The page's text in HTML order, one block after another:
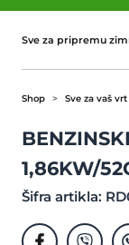
Sve za pripremu
Shop Sve za vaš vrt
1,86KW/
Šifra artikla: